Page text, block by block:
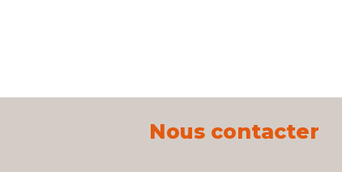
Nous contacter